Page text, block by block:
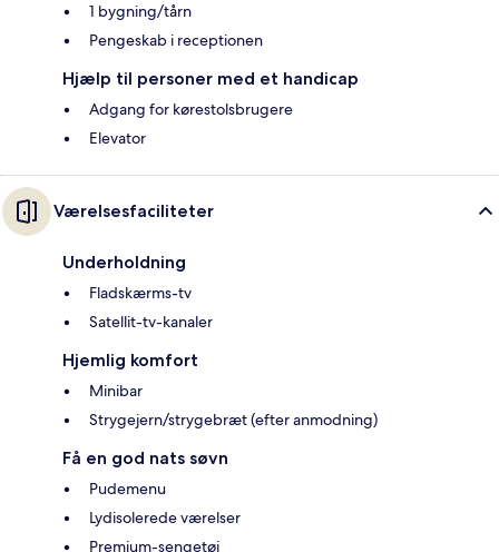
1 bygning/tårn
Pengeskab i receptionen
Hjælp til personer med et handicap
Adgang for kørestolsbrugere
Elevator
Værelsesfaciliteter
Underholdning
Fladskærms-tv
Satellit-tv-kanaler
Hjemlig komfort
Minibar
Strygejern/strygebræt (efter anmodning)
Få en god nats søvn
Pudemenu
Lydisolerede værelser
Premium-sengetøj